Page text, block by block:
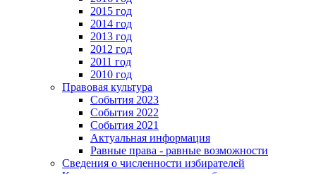
2015 год
2014 год
2013 год
2012 год
2011 год
2010 год
Правовая культура
События 2023
События 2022
События 2021
Актуальная информация
Равные права - равные возможности
Сведения о численности избирателей